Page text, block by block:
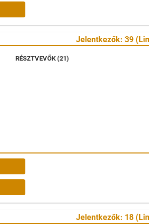
Jelentkezők: 39
RÉSZTVEVŐK (21)
Jelentkezők: 18